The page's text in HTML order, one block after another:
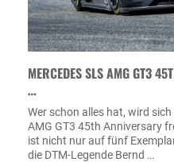
MERCEDES SLS AMG GT3
…
Wer schon alles hat, wird
AMG GT3 45th Anniversary
ist nicht nur auf fünf
die DTM-Legende Bernd …